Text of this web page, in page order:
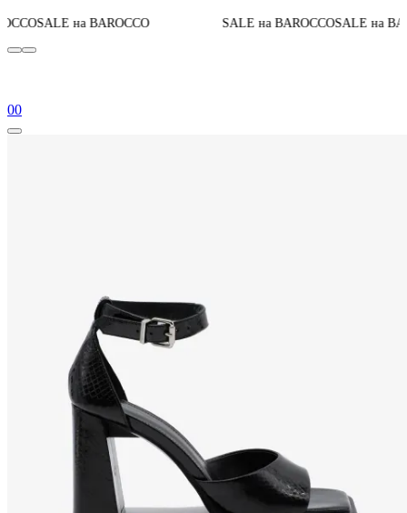
BAROCCO SALE на BAROCCOSALE на BAROCCOДо
00